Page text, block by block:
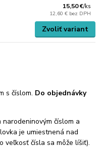
15,50 €/ks
12,60 € bez DPH
Zvoliť variant
s číslom. Do objednávky
číslom a
je umiestnená nad
veľkosť čísla sa môže líšiť).